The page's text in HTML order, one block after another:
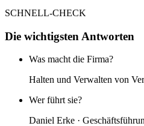
SCHNELL-CHECK
Die wichtigsten Antworten
Was macht die Firma?
Halten und Verwalten von
Wer führt sie?
Daniel Erke ·